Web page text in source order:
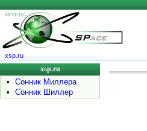
xsp.ru
xsp.ru
•
Сонник Миллера
•
Сонник Шиллер